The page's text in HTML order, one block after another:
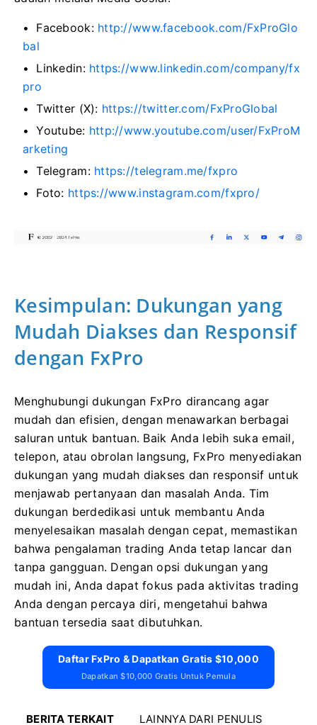
Facebook: http://www.facebook.com/FxProGlo
bal
Linkedin: https://www.linkedin.com/company/fx
pro
Twitter (X): https://twitter.com/FxProGlobal
Youtube: http://www.youtube.com/user/FxProM
arketing
Telegram: https://telegram.me/fxpro
Foto: https://www.instagram.com/fxpro/
Kesimpulan: Dukungan yang
Mudah Diakses dan Responsif
dengan FxPro
Menghubungi dukungan FxPro dirancang agar
mudah dan efisien, dengan menawarkan berbagai
saluran untuk bantuan. Baik Anda lebih suka email,
telepon, atau obrolan langsung, FxPro menyediakan
dukungan yang mudah diakses dan responsif untuk
menjawab pertanyaan dan masalah Anda. Tim
dukungan berdedikasi untuk membantu Anda
menyelesaikan masalah dengan cepat, memastikan
bahwa pengalaman trading Anda tetap lancar dan
tanpa gangguan. Dengan opsi dukungan yang
mudah ini, Anda dapat fokus pada aktivitas trading
Anda dengan percaya diri, mengetahui bahwa
bantuan tersedia saat dibutuhkan.
Daftar FxPro & Dapatkan Gratis $10,000
Dapatkan $10,000 Gratis Untuk Pemula
BERITA TERKAIT LAINNYA DARI PENULIS